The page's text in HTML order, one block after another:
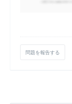
問題を報告する